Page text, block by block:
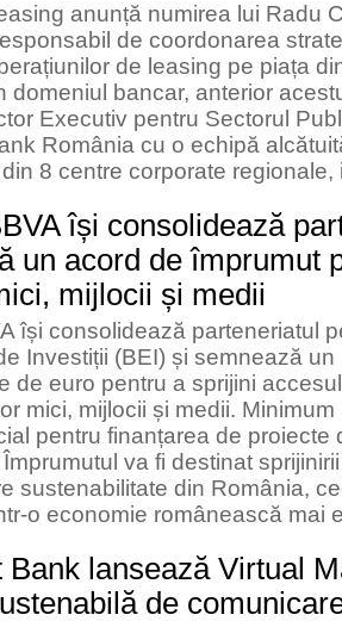
anunță numirea lui Radu
de coordonarea
de leasing pe piața
domeniul bancar, anterior
Executiv pentru Sectorul
România cu o echipă
8 centre corporate
își consolidează
un acord de împrumut
mijlocii și medii
își consolidează parteneriatul
Investiții (BEI) și semnează
de euro pentru a sprijini
mici, mijlocii și medii.
pentru finanțarea de proiecte
va fi destinat
sustenabilitate din România,
o economie românească mai
Bank lansează Virtual
de